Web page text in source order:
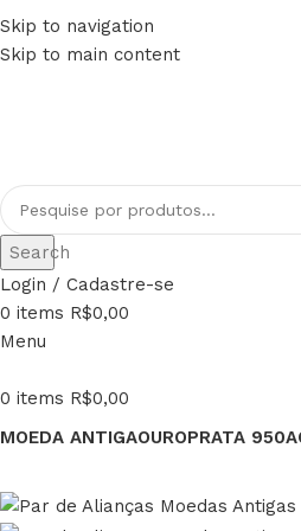
Skip to navigation
Skip to main content
FRETE GRÁTIS PARA TODO
Search
Login / Cadastre-se
0 items R$0,00
Menu
0 items R$0,00
MOEDA ANTIGAOUROPRATA 950